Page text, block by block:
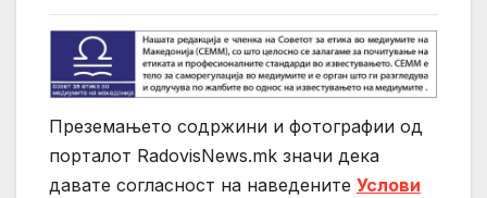
Преземањето содржини и фотографии од
порталот RadovisNews.mk значи дека
давате согласност на нaведените Услови